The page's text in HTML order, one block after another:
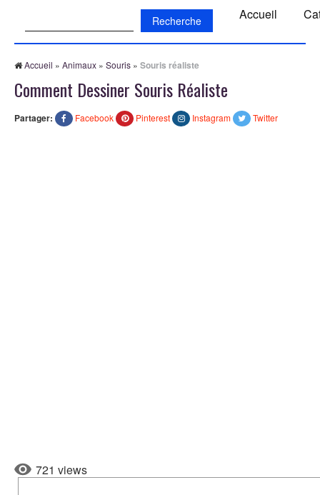
Accueil
Accueil » Animaux » Souris » Souris réaliste
Comment Dessiner Souris Réaliste
Partager: Facebook Pinterest Instagram Twitter
721 views